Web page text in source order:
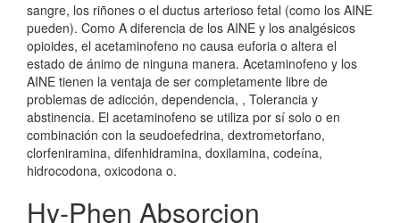
sangre, los riñones o el ductus arterioso fetal (como los AINE
pueden). Como A diferencia de los AINE y los analgésicos
opioides, el acetaminofeno no causa euforia o altera el
estado de ánimo de ninguna manera. Acetaminofeno y los
AINE tienen la ventaja de ser completamente libre de
problemas de adicción, dependencia, , Tolerancia y
abstinencia. El acetaminofeno se utiliza por sí solo o en
combinación con la seudoefedrina, dextrometorfano,
clorfeniramina, difenhidramina, doxilamina, codeína,
hidrocodona, oxicodona o.
Hy-Phen Absorcion